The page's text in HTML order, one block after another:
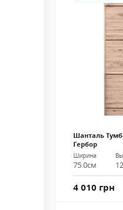
Шанталь
Гербор
Ширина
75.0см
4 010 грн